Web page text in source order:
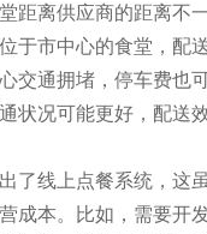
距离供应商的距离不
于市中心的食堂，配
交通拥堵，停车费也
状况可能更好，配送
了线上点餐系统，这
成本。比如，需要开